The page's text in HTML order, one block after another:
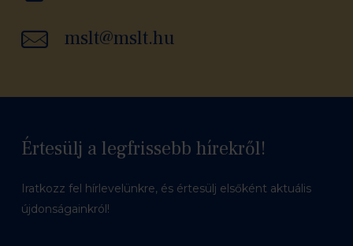
mslt@mslt.hu
Értesülj a legfrissebb hírekről!
Iratkozz fel hírlevelünkre, és értesülj elsőként aktuális
újdonságainkról!